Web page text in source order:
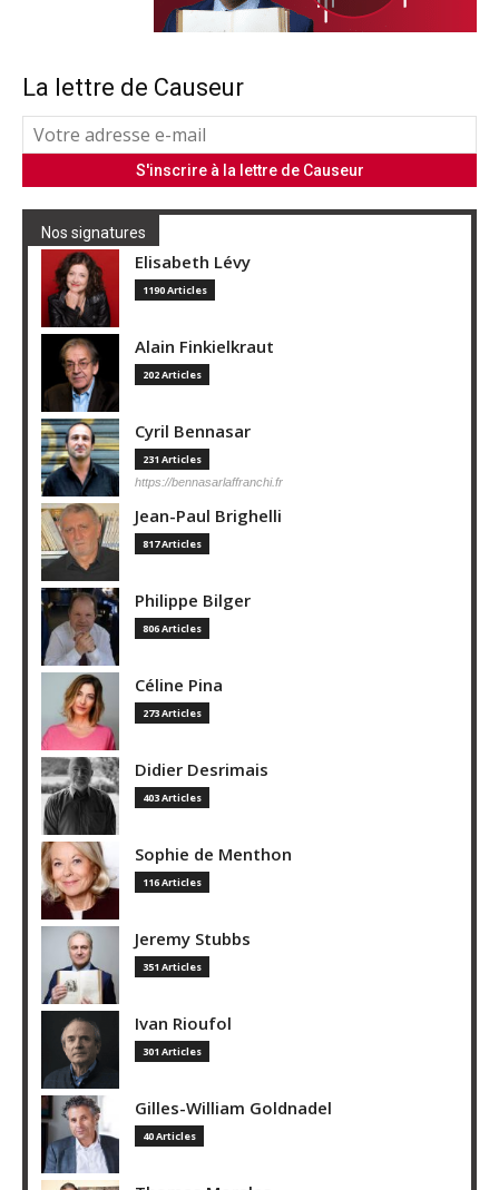
La lettre de Causeur
Nos signatures
Elisabeth Lévy
1190 Articles
Alain Finkielkraut
202 Articles
Cyril Bennasar
231 Articles
https://bennasarlaffranchi.fr
Jean-Paul Brighelli
817 Articles
Philippe Bilger
806 Articles
Céline Pina
273 Articles
Didier Desrimais
403 Articles
Sophie de Menthon
116 Articles
Jeremy Stubbs
351 Articles
Ivan Rioufol
301 Articles
Gilles-William Goldnadel
40 Articles